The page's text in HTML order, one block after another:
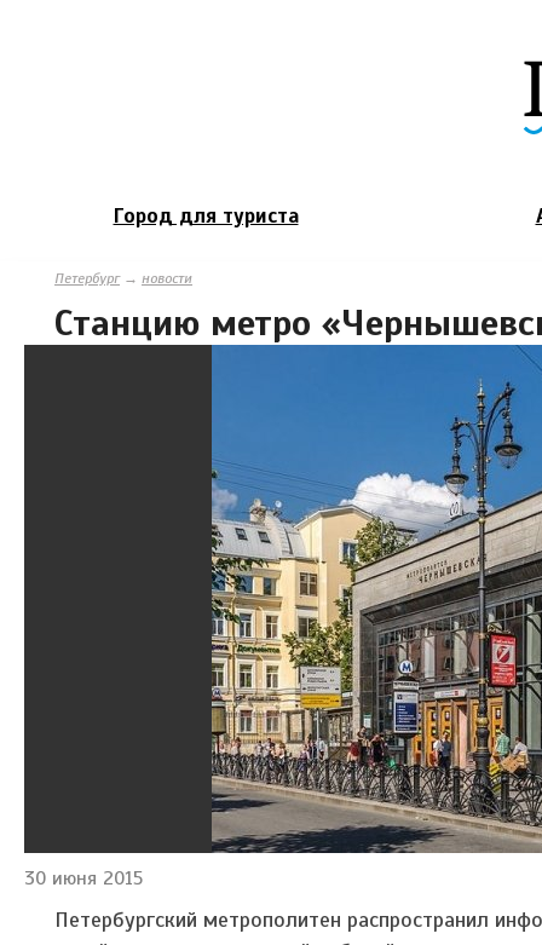
Город для туриста
Петербург→ новости
Станцию метро
30 июня 2015
Петербургский метрополитен распространил